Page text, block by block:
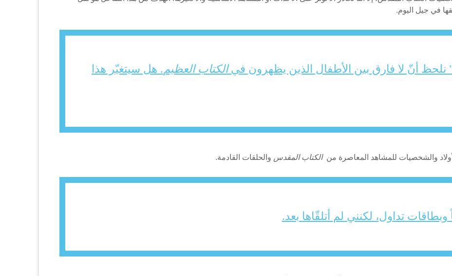
في جيل اليوم.
أنّ لا فارق بين الأطفال الذين يظهرون فيالكتاب العظيم. هل سيتغيّر هذا
والشخصيات للمشاهد المعاصرة منالكتاب المقدس والحلقات القادمة.
تداول، لكنني لم أتلقّاها بعد.